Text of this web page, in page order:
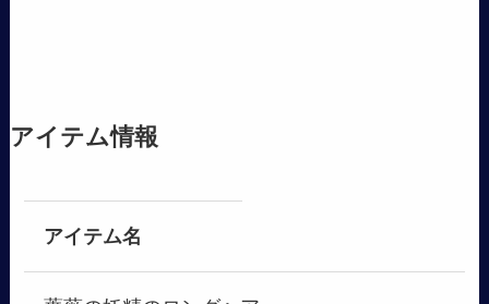
アイテム情報
アイテム名